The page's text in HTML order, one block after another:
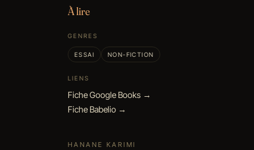
À lire
GENRES
ESSAI NON-FICTION
LIENS
Fiche Google Books →
Fiche Babelio →
HANANE KARIMI